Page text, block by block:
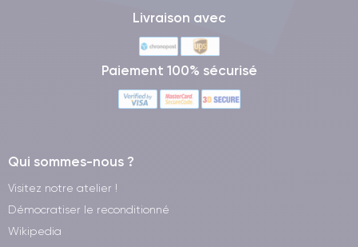
Livraison avec
Paiement 100% sécurisé
Qui sommes-nous ?
Visitez notre atelier !
Démocratiser le reconditionné
Wikipedia